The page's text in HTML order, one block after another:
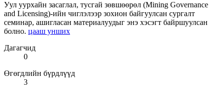
Уул уурхайн засаглал, тусгай зөвшөөрөл (Mining Governance
and Licensing)-ийн чиглэлээр зохион байгуулсан сургалт
семинар, ашигласан материалуудыг энэ хэсэгт байршуулсан
болно. цааш унших
Дагагчид
0
Өгөгдлийн бүрдлүүд
3